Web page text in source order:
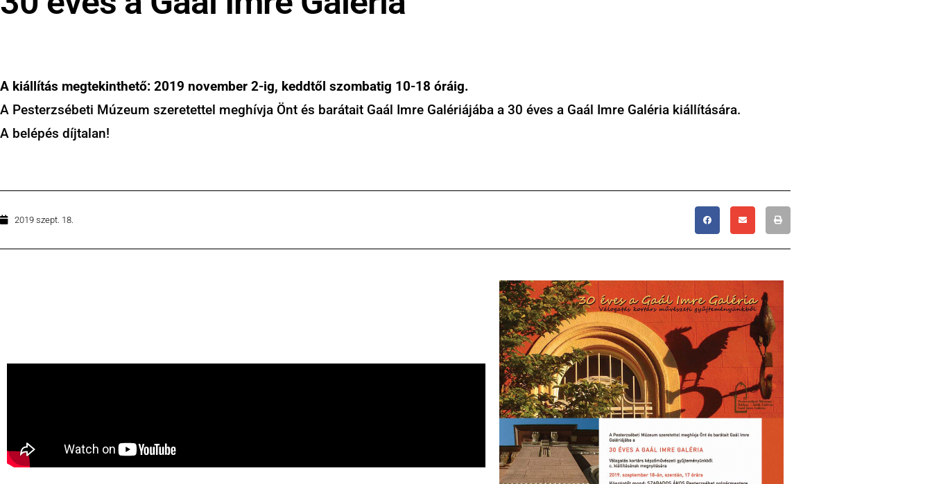
A kiállítás megtekinthető: 2019 november 2-ig, keddtől szombatig 10-18 óráig.
A Pesterzsébeti Múzeum szeretettel meghívja Önt és barátait Gaál Imre Galériájába a 30 éves a Gaál Imre Galéria kiállítására.
A belépés díjtalan!
2019 szept. 18.